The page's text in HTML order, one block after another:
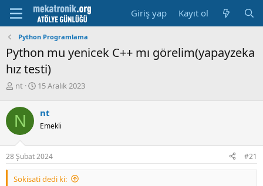
Giriş yap Kayıt ol
Python Programlama
Python mu yenicek C++ mı görelim(yapayzeka
hız testi)
K
n
u
y
u
b
a
ş
l
nt
B
a
a
t
a
r
15 Aralık 2023
N nt
Emekli
28 Şubat 2024 #21
Sokisati dedi ki: